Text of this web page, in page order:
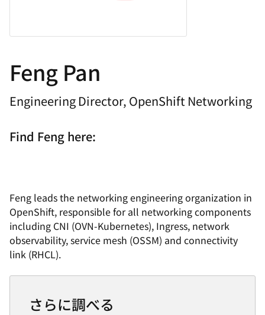
Feng Pan
Engineering Director, OpenShift Networking
Find Feng here:
Feng leads the networking engineering organization in
OpenShift, responsible for all networking components
including CNI (OVN-Kubernetes), Ingress, network
observability, service mesh (OSSM) and connectivity
link (RHCL).
さらに調べる